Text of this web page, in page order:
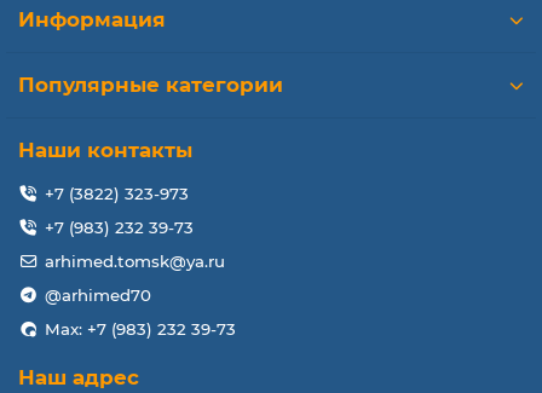
Информация
Популярные категории
Наши контакты
+7 (3822) 323-973
+7 (983) 232 39-73
arhimed.tomsk@ya.ru
@arhimed70
Max: +7 (983) 232 39-73
Наш адрес